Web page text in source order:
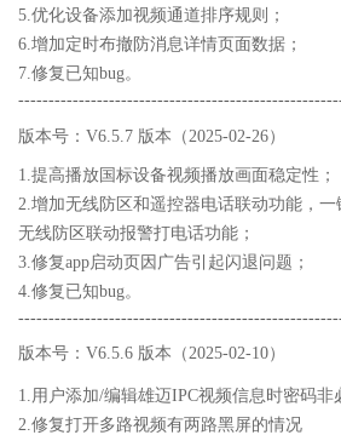
5.优化设备添加视频通道排序规则；
6.增加定时布撤防消息详情页面数据；
7.修复已知bug。
版本号：V6.5.7 版本（2025-02-26）
1.提高播放国标设备视频播放画面稳定性；
2.增加无线防区和遥控器电话联动功能，
无线防区联动报警打电话功能；
3.修复app启动页因广告引起闪退问题；
4.修复已知bug。
版本号：V6.5.6 版本（2025-02-10）
1.用户添加/编辑雄迈IPC视频信息时密码非
2.修复打开多路视频有两路黑屏的情况